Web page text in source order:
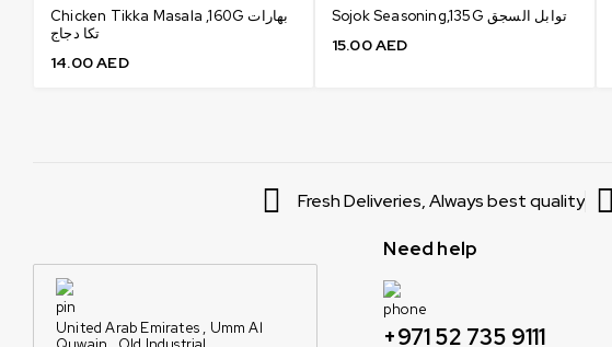
Chicken Tikka Masala ,160G بهارات
تكا دجاج
14.00AED
Sojok Seasoning,135G توابل السجق
15.00AED
Fresh Deliveries, Always best quality
United Arab Emirates , Umm Al
Need help
+971 52 735 9111